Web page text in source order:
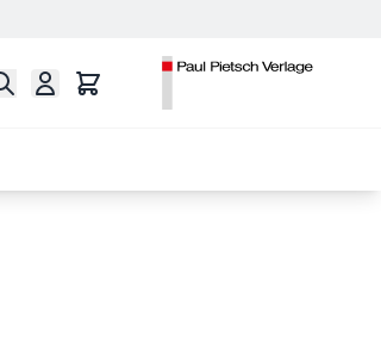
Suche Warenkorb